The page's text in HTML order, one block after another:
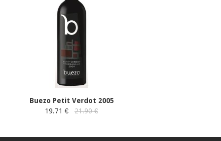
Buezo Petit Verdot 2005
19.71 €
21.90 €